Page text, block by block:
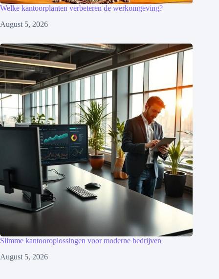
Welke kantoorplanten verbeteren de werkomgeving?
August 5, 2026
Slimme kantooroplossingen voor moderne bedrijven
August 5, 2026